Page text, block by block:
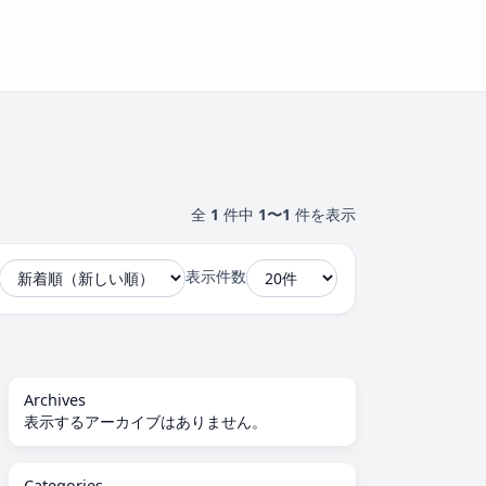
全 1 件中 1〜1 件を表示
表示件数
Archives
表示するアーカイブはありません。